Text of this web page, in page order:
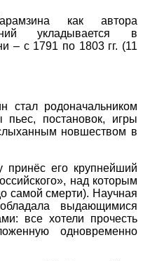
как автора
укладывается в
– с 1791 по 1803 гг. (11
стал родоначальником
пьес, постановок, игры
новшеством в
принёс его крупнейший
над которым
самой смерти). Научная
выдающимися
все хотели прочесть
одновременно